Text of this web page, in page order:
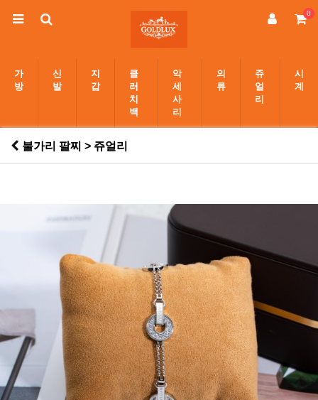
0
가
방
신
발
지
갑
클
러
치
백
악
세
사
리
의
류
쥬
얼
리
시
계
불가리 팔찌 > 쥬얼리